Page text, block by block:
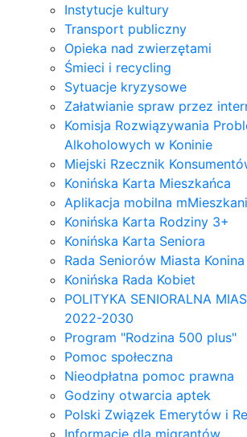
Instytucje kultury
Transport publiczny
Opieka nad zwierzętami
Śmieci i recycling
Sytuacje kryzysowe
Załatwianie spraw przez
Komisja Rozwiązywania
Alkoholowych w Koninie
Miejski Rzecznik
Konińska Karta Mieszkańca
Aplikacja mobilna
Konińska Karta Rodziny 3+
Konińska Karta Seniora
Rada Seniorów Miasta Konina
Konińska Rada Kobiet
POLITYKA SENIORALNA
2022-2030
Program "Rodzina 500 plus"
Pomoc społeczna
Nieodpłatna pomoc prawna
Godziny otwarcia aptek
Polski Związek Emerytów i
Informacje dla migrantów